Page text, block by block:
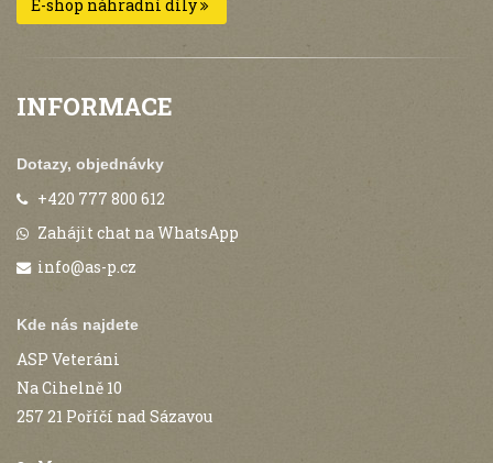
E-shop náhradní díly
INFORMACE
Dotazy, objednávky
+420 777 800 612
Zahájit chat na WhatsApp
info@as-p.cz
Kde nás najdete
ASP Veteráni
Na Cihelně 10
257 21 Poříčí nad Sázavou